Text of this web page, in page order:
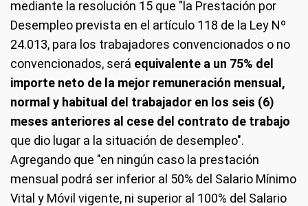
mediante la resolución 15 que "la Prestación por
Desempleo prevista en el artículo 118 de la Ley Nº
24.013, para los trabajadores convencionados o no
convencionados, será equivalente a un 75% del
importe neto de la mejor remuneración mensual,
normal y habitual del trabajador en los seis (6)
meses anteriores al cese del contrato de trabajo
que dio lugar a la situación de desempleo".
Agregando que "en ningún caso la prestación
mensual podrá ser inferior al 50% del Salario Mínimo
Vital y Móvil vigente, ni superior al 100% del Salario